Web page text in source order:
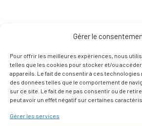
Gérer le
Pour offrir les meilleures expériences, nous
telles que les cookies pour stocker et/ou
appareils. Le fait de consentir à ces
des données telles que le comportement de
sur ce site. Le fait de ne pas consentir ou de
peut avoir un effet négatif sur certaines
Gérer les services